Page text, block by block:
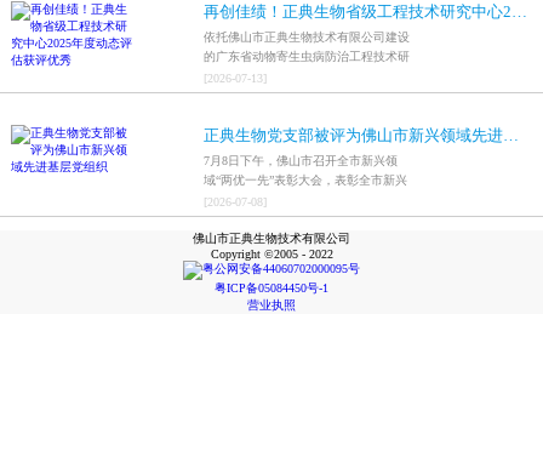
再创佳绩！正典生物省级工程技术研究中心2025年度动态评估获评优秀
依托佛山市正典生物技术有限公司建设
的广东省动物寄生虫病防治工程技术研
究中心，在全省参评科研平台中综合表
现突出，成功获评最高评价等级“优
[2026-07-13]
正典生物党支部被评为佛山市新兴领域先进基层党组织
7月8日下午，佛山市召开全市新兴领
域“两优一先”表彰大会，表彰全市新兴
领域优秀共产党员、优秀党务工作者和
先进基层党组织，中共佛山市正典生物
技术有限公司支部委员会被评为佛山市
新兴领域先进基层党组织。
[2026-07-08]
佛山市正典生物技术有限公司
Copyright ©2005 - 2022
粤公网安备44060702000095号
粤ICP备05084450号-1
营业执照